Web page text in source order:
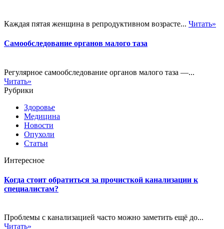
Каждая пятая женщина в репродуктивном возрасте... Читать»
Самообследование органов малого таза
Регулярное самообследование органов малого таза —...
Читать»
Рубрики
Здоровье
Медицина
Новости
Опухоли
Статьи
Интересное
Когда стоит обратиться за прочисткой канализации к
специалистам?
Проблемы с канализацией часто можно заметить ещё до...
Читать»